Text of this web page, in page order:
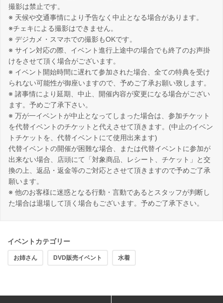
撮影は禁止です。
※ 天候や交通事情により予告なく中止となる場合があります。
※チェキによる撮影はできません。
※ デジカメ・スマホでの撮影もOKです。
※ サイン対応の際、イベント進行上途中の場合でも終了のお声掛
けをさせて頂く場合がございます。
※ イベント開始時間に遅れて参加された場合、全ての特典を受け
られない可能性が御座いますので、予めご了承お願い致します。
※ 諸事情により延期、中止、開催内容が変更になる場合がござい
ます。予めご了承下さい。
※ 万が一イベントが中止となってしまった場合は、参加チケット
を代替イベントのチケットと代えさせて頂きます。(中止のイベン
トチケットを、代替イベントにて使用出来ます)
代替イベントの開催が困難な場合、または代替イベントに参加が
出来ない場合、店頭にて「対象商品、レシート、チケット」と交
換の上、返品・返金等のご対応とさせて頂きますので予めご了承
願います。
※ 他のお客様に迷惑となる行動・言動であるとスタッフが判断し
た場合は退場して頂く場合もございます。予めご了承下さい。
イベントカテゴリー
お姉さん DVD販売イベント 水着